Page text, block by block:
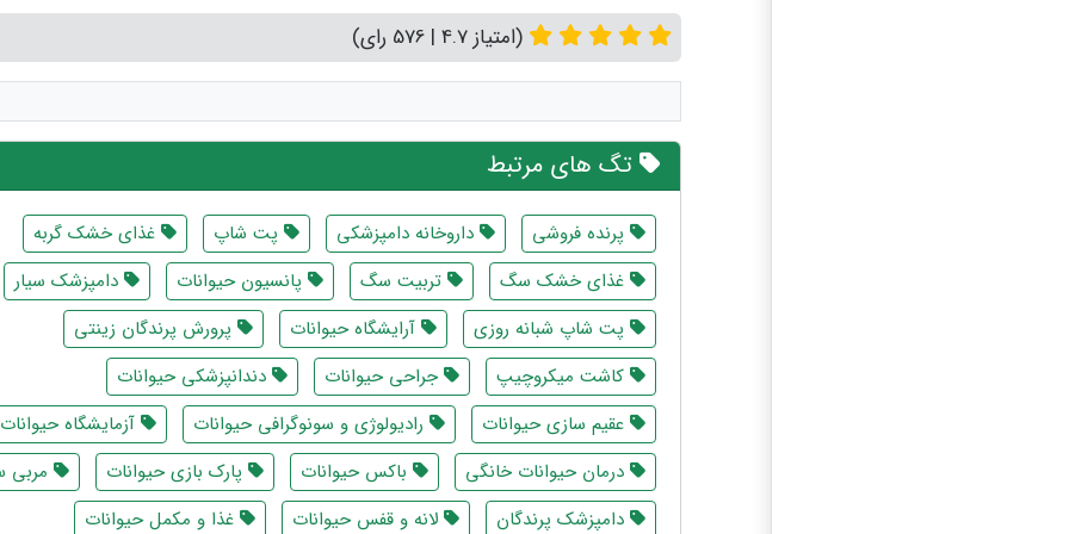
(امتیاز 4.7 | 576 رای)
تگ های مرتبط
پرنده فروشی داروخانه دامپزشکی پت شاپ
غذای خشک گربه
غذای خشک سگ
تربیت سگ پانسیون حیوانات
دامپزشک سیار
پت شاپ شبانه روزی
آرایشگاه حیوانات
پرورش پرندگان زینتی
کاشت میکروچیپ
جراحی حیوانات
دندانپزشکی حیوانات
عقیم سازی حیوانات
رادیولوژی و سونوگرافی حیوانات
آزمایشگاه حیوانات
درمان حیوانات‌ خانگی
باکس حیوانات پارک بازی حیوانات
دامپزشک پرندگان
لانه و قفس حیوانات غذا و مکمل حیوانات